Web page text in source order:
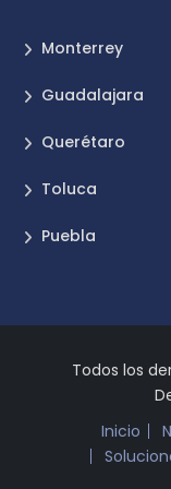
Monterrey
Guadalajara
Querétaro
Toluca
Puebla
Todos los
Inicio